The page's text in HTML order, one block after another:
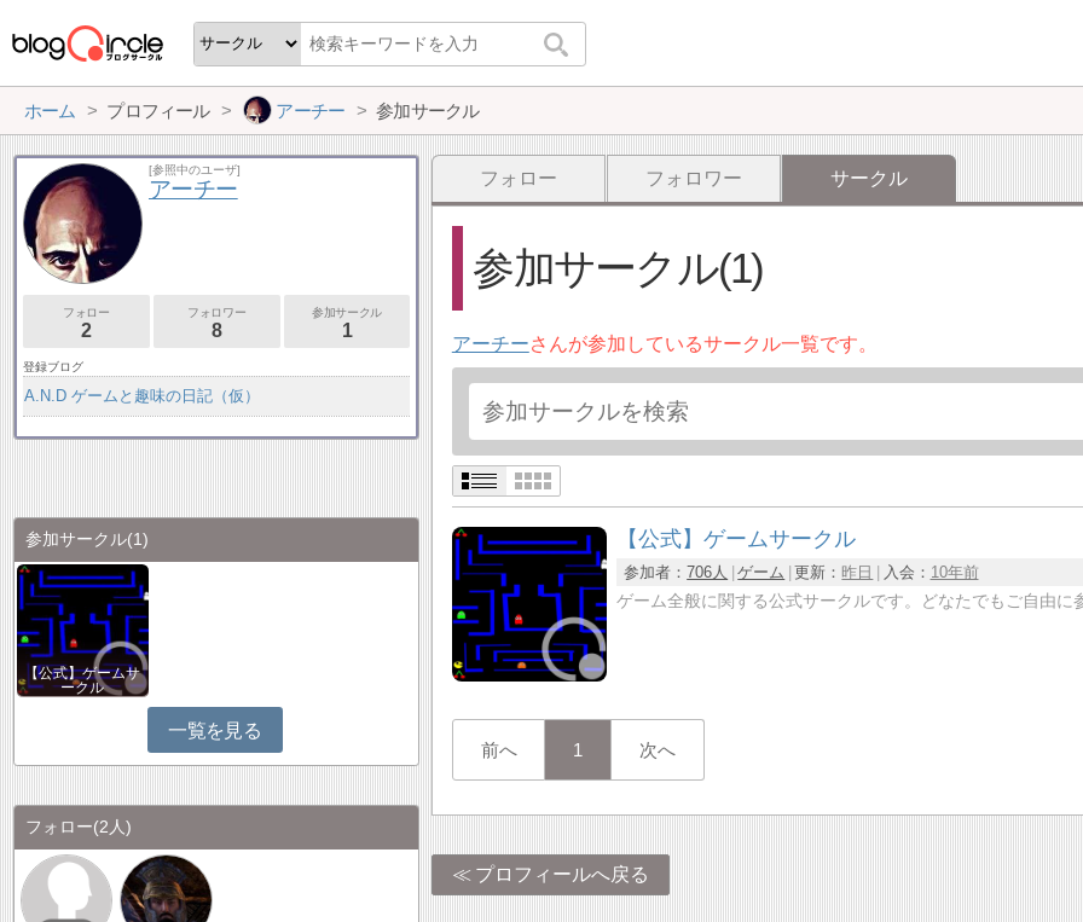
ホーム プロフィール アーチー 参加サークル
フォロー フォロワー サークル
参加サークル(1)
アーチーさんが参加しているサークル一覧です。
【公式】ゲームサークル
参加者：706人 ゲーム 更新： 昨日 入会： 10年前
ゲーム全般に関する公式サークルです。どなたでもご自由に
前へ 1 次へ
プロフィールへ戻る
[参照中のユーザ]
アーチー
フォロー
2
フォロワー
8
参加サークル
1
登録ブログ
A.N.D ゲームと趣味の日記（仮）
参加サークル(1)
【公式】ゲームサ
ークル
一覧を見る
フォロー(2人)